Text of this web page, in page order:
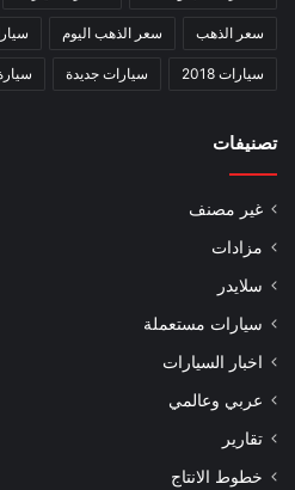
سعر الذهب سعر الذهب اليوم
سيارات 2018 سيارات جديدة
تصنيفات
غير مصنف
مزادات
سلايدر
سيارات مستعملة
اخبار السيارات
عربي وعالمي
تقارير
خطوط الانتاج